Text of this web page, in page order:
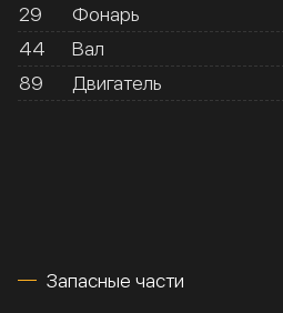
29
Фонарь
44
Вал
89
Двигатель
Запасные части